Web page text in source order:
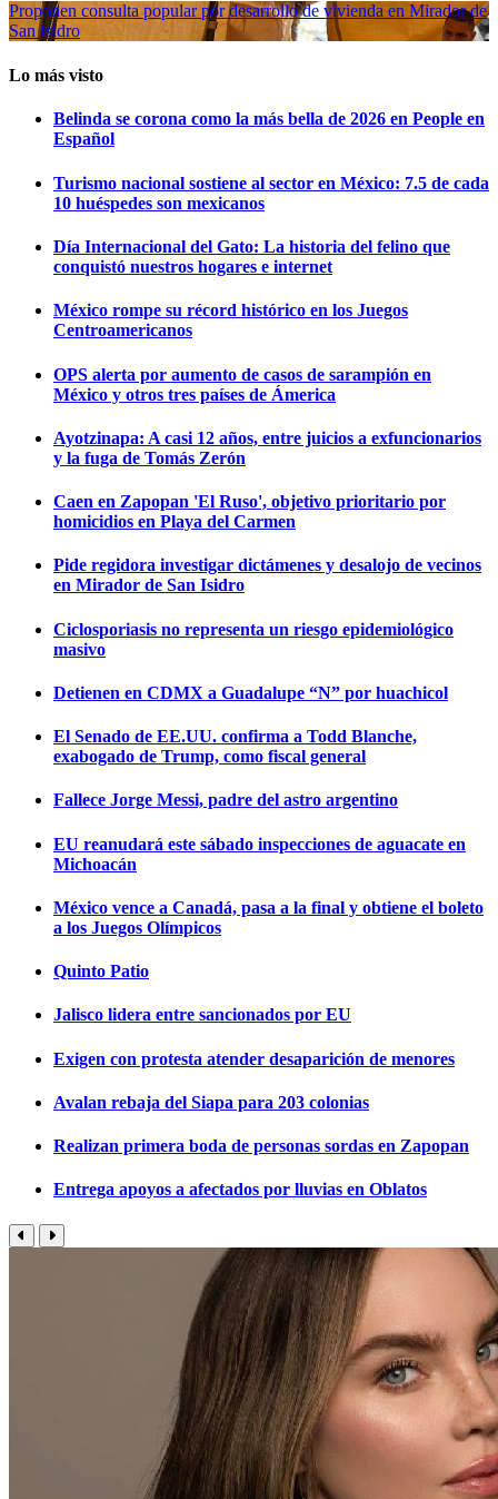
Proponen consulta popular por desarrollo de vivienda en Mirador de
San Isidro
Lo más visto
Belinda se corona como la más bella de 2026 en People en
Español
Turismo nacional sostiene al sector en México: 7.5 de cada
10 huéspedes son mexicanos
Día Internacional del Gato: La historia del felino que
conquistó nuestros hogares e internet
México rompe su récord histórico en los Juegos
Centroamericanos
OPS alerta por aumento de casos de sarampión en
México y otros tres países de Ámerica
Ayotzinapa: A casi 12 años, entre juicios a exfuncionarios
y la fuga de Tomás Zerón
Caen en Zapopan 'El Ruso', objetivo prioritario por
homicidios en Playa del Carmen
Pide regidora investigar dictámenes y desalojo de vecinos
en Mirador de San Isidro
Ciclosporiasis no representa un riesgo epidemiológico
masivo
Detienen en CDMX a Guadalupe “N” por huachicol
El Senado de EE.UU. confirma a Todd Blanche,
exabogado de Trump, como fiscal general
Fallece Jorge Messi, padre del astro argentino
EU reanudará este sábado inspecciones de aguacate en
Michoacán
México vence a Canadá, pasa a la final y obtiene el boleto
a los Juegos Olímpicos
Quinto Patio
Jalisco lidera entre sancionados por EU
Exigen con protesta atender desaparición de menores
Avalan rebaja del Siapa para 203 colonias
Realizan primera boda de personas sordas en Zapopan
Entrega apoyos a afectados por lluvias en Oblatos